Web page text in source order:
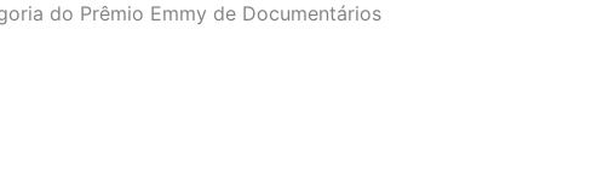
do Prêmio Emmy de Documentários